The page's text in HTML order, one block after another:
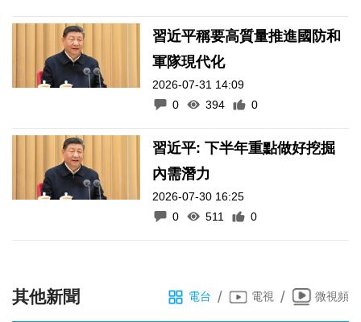
習近平稱要高質量推進國防和
軍隊現代化
2026-07-31 14:09
0
394 0
習近平: 下半年重點做好挖掘
內需潛力
2026-07-30 16:25
0
511 0
其他新聞 電台 / 電視 / 微視頻